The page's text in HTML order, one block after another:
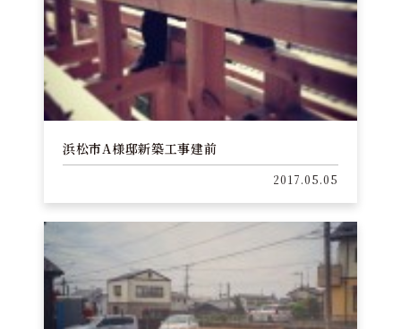
浜松市A様邸新築工事建前
2017.05.05